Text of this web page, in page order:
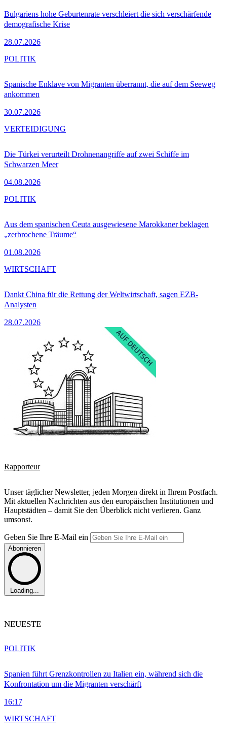
Bulgariens hohe Geburtenrate verschleiert die sich verschärfende
demografische Krise
28.07.2026
Spanische Enklave von Migranten überrannt, die auf dem Seeweg
ankommen
30.07.2026
POLITIK
Die Türkei verurteilt Drohnenangriffe auf zwei Schiffe im
Schwarzen Meer
04.08.2026
VERTEIDIGUNG
Aus dem spanischen Ceuta ausgewiesene Marokkaner beklagen
„zerbrochene Träume“
01.08.2026
POLITIK
Dankt China für die Rettung der Weltwirtschaft, sagen EZB-
Analysten
28.07.2026
WIRTSCHAFT
Rapporteur
Unser täglicher Newsletter, jeden Morgen direkt in Ihrem Postfach.
Mit aktuellen Nachrichten aus den europäischen Institutionen und
Hauptstädten – damit Sie den Überblick nicht verlieren. Ganz
umsonst.
Geben Sie Ihre E-Mail ein
Abonnieren
Loading...
NEUESTE
Spanien führt Grenzkontrollen zu Italien ein, während sich die
Konfrontation um die Migranten verschärft
16:17
POLITIK
WIRTSCHAFT